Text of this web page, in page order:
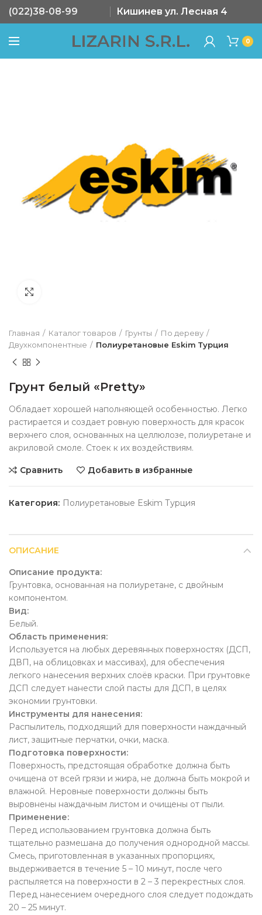
(022)38-08-99 Кишинев ул. Лесная 4
0
Главная Каталог товаров Грунты
По дереву
Двухкомпонентные
Полиуретановые Eskim Турция
Грунт белый «Pretty»
Обладает хорошей наполняющей особенностью. Легко
растирается и создает ровную поверхность для красок
верхнего слоя, основанных на целлюлозе, полиуретане и
акриловой смоле. Стоек к их воздействиям.
Сравнить Добавить в избранные
Категория: Полиуретановые Eskim Турция
ОПИСАНИЕ
Описание продукта:
Грунтовка, основанная на полиуретане, с двойным
компонентом.
Вид:
Белый.
Область применения:
Используется на любых деревянных поверхностях (ДСП,
ДВП, на облицовках и массивах), для обеспечения
легкого нанесения верхних слоёв краски. При грунтовке
ДСП следует нанести слой пасты для ДСП, в целях
экономии грунтовки.
Инструменты для нанесения:
Распылитель, подходящий для поверхности наждачный
лист, защитные перчатки, очки, маска.
Подготовка поверхности:
Поверхность, предстоящая обработке должна быть
очищена от всей грязи и жира, не должна быть мокрой и
влажной. Неровные поверхности должны быть
выровнены наждачным листом и очищены от пыли.
Применение:
Перед использованием грунтовка должна быть
тщательно размешана до получения однородной массы.
Смесь, приготовленная в указанных пропорциях,
выдерживается в течение 5 – 10 минут, после чего
распыляется на поверхности в 2 – 3 перекрестных слоя.
Перед нанесением очередного слоя следует подождать
20 – 25 минут.